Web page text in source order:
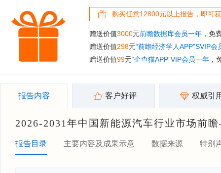
购买任意12800元以上报告，即可
赠送价值3000元前瞻数据库会员一年，免
赠送价值298元“前瞻经济学人APP”SVIP会
赠送价值99元“企查猫APP”VIP会员一年，
报告内容 客户好评 权威引
2026-2031年中国新能源汽车行业市场前
报告目录 主要内容及成果示意 数据来源 特别